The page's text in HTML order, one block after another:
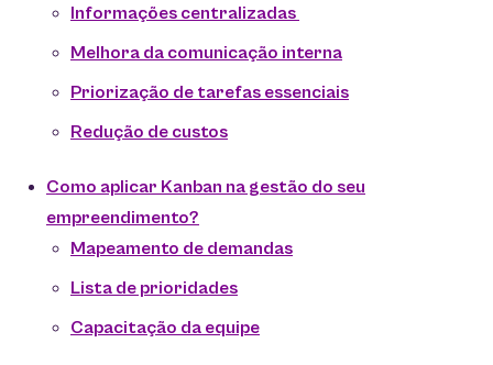
Informações centralizadas
Melhora da comunicação interna
Priorização de tarefas essenciais
Redução de custos
Como aplicar Kanban na gestão do seu
empreendimento?
Mapeamento de demandas
Lista de prioridades
Capacitação da equipe